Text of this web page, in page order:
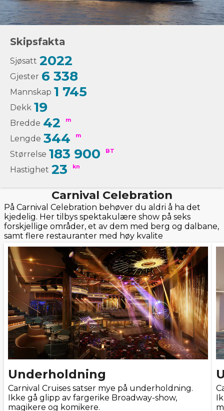
Skipsfakta
Sjøsatt 2022
Gjester 6 338
Mannskap 1 745
Dekk 19
Bredde 42 m
Lengde 344 m
Størrelse 183 900 BT
Hastighet 23 kn
Carnival Celebration
På Carnival Celebration behøver du aldri å ha det
kjedelig. Her tilbys spektakulære show på seks
forskjellige områder, et av dem med berg og dalbane,
samt flere restauranter med høy kvalite
Underholdning
Carnival Cruises satser mye på underholdning.
Ikke gå glipp av fargerike Broadway-show,
magikere og komikere.